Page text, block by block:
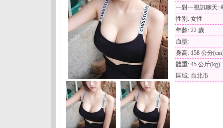
一對一視訊聊天:
性別: 女性
年齡: 22 歲
血型:
身高: 158 公分
體重: 45 公斤(kg)
區域: 台北市